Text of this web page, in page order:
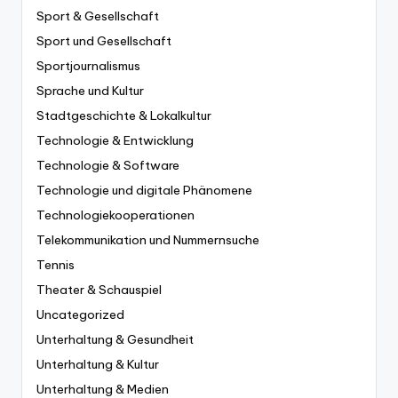
Sport & Gesellschaft
Sport und Gesellschaft
Sportjournalismus
Sprache und Kultur
Stadtgeschichte & Lokalkultur
Technologie & Entwicklung
Technologie & Software
Technologie und digitale Phänomene
Technologiekooperationen
Telekommunikation und Nummernsuche
Tennis
Theater & Schauspiel
Uncategorized
Unterhaltung & Gesundheit
Unterhaltung & Kultur
Unterhaltung & Medien